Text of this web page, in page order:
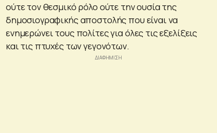
ούτε τον θεσμικό ρόλο ούτε την ουσία της
δημοσιογραφικής αποστολής που είναι να
ενημερώνει τους πολίτες για όλες τις εξελίξεις
και τις πτυχές των γεγονότων.